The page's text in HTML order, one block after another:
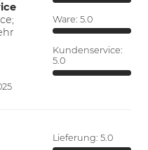
Ware: 5.0
Kundenservice:
5.0
Lieferung: 5.0